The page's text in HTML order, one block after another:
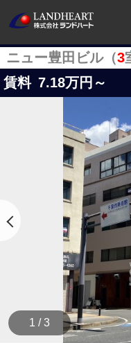
ニュー豊田ビル（3
賃料 7.18万円～
1 / 3